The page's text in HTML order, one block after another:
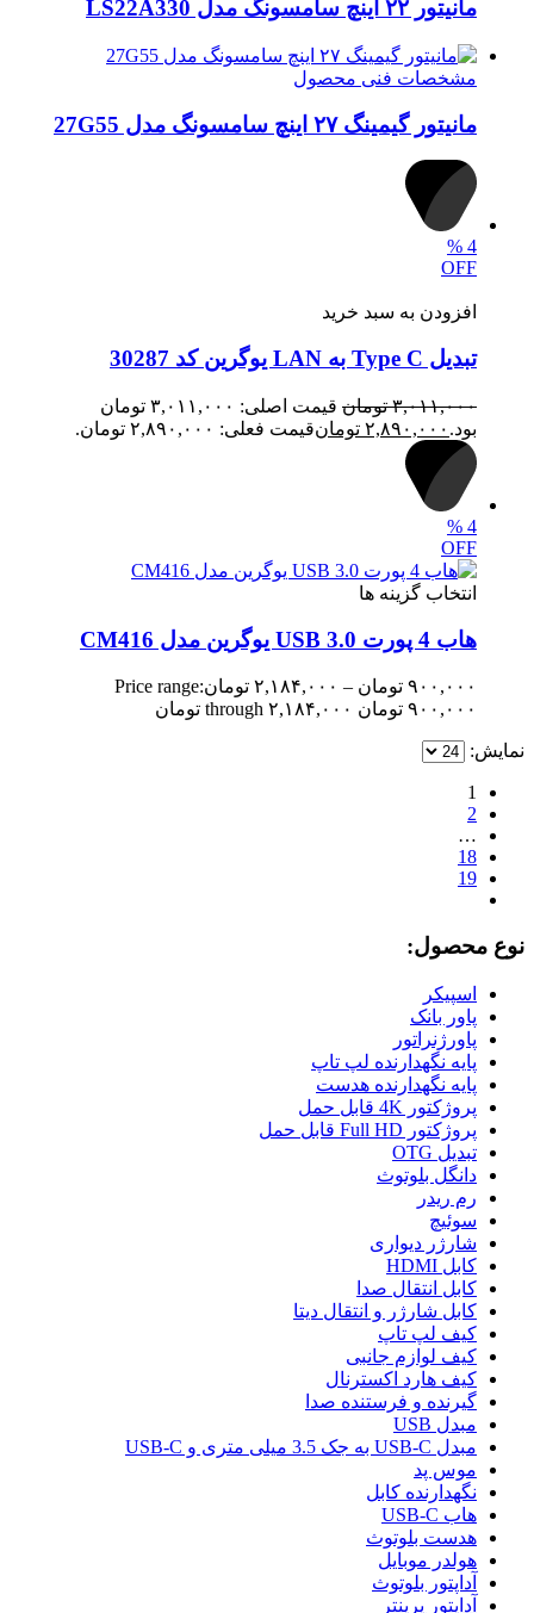
مانیتور ۲۲ اینچ سامسونگ مدل LS22A330
مشخصات فنی محصول
مانیتور گیمینگ ۲۷ اینچ سامسونگ مدل 27G55
4
%
OFF
افزودن به سبد خرید
تبدیل Type C به LAN یوگرین کد 30287
۳,۰۱۱,۰۰۰ تومان
قیمت اصلی: ۳,۰۱۱,۰۰۰ تومان
بود. ۲,۸۹۰,۰۰۰ تومانقیمت فعلی: ۲,۸۹۰,۰۰۰ تومان.
4
%
OFF
انتخاب گزینه ها
هاب 4 پورت USB 3.0 یوگرین مدل CM416
۹۰۰,۰۰۰ تومان – ۲,۱۸۴,۰۰۰ تومانPrice range:
۹۰۰,۰۰۰ تومان through ۲,۱۸۴,۰۰۰ تومان
نمایش:
1
2
…
18
19
نوع محصول:
اسپیکر
پاور بانک
پاورژنراتور
پایه نگهدارنده لپ تاپ
پایه نگهدارنده هدست
پروژکتور 4K قابل حمل
پروژکتور Full HD قابل حمل
تبدیل OTG
دانگل بلوتوث
رم ریدر
سوئیچ
شارژر دیواری
کابل HDMI
کابل انتقال صدا
کابل شارژر و انتقال دیتا
کیف لپ تاپ
کیف لوازم جانبی
کیف هارد اکسترنال
گیرنده و فرستنده صدا
مبدل USB
مبدل USB-C به جک 3.5 میلی متری و USB-C
موس پد
نگهدارنده کابل
هاب USB-C
هدست بلوتوث
هولدر موبایل
آداپتور بلوتوث
آداپتور پرینتر